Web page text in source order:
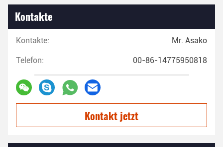
Kontakte
Kontakte: Mr. Asako
Telefon: 00-86-14775950818
Kontakt jetzt